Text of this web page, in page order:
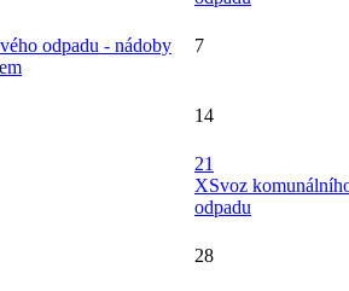
odpadu - nádoby
7
14
21
XSvoz
odpadu
28